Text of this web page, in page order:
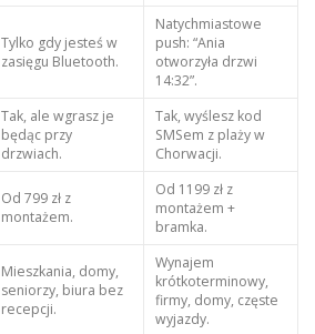
Tylko gdy jesteś w
zasięgu Bluetooth.
Natychmiastowe
push: “Ania
otworzyła drzwi
14:32”.
Tak, ale wgrasz je
będąc przy
drzwiach.
Tak, wyślesz kod
SMSem z plaży w
Chorwacji.
Od 799 zł z
montażem.
Od 1199 zł z
montażem +
bramka.
Mieszkania, domy,
seniorzy, biura bez
recepcji.
Wynajem
krótkoterminowy,
firmy, domy, częste
wyjazdy.